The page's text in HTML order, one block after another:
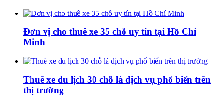
Đơn vị cho thuê xe 35 chỗ uy tín tại Hồ Chí
Minh
Thuê xe du lịch 30 chỗ là dịch vụ phổ biến trên
thị trường